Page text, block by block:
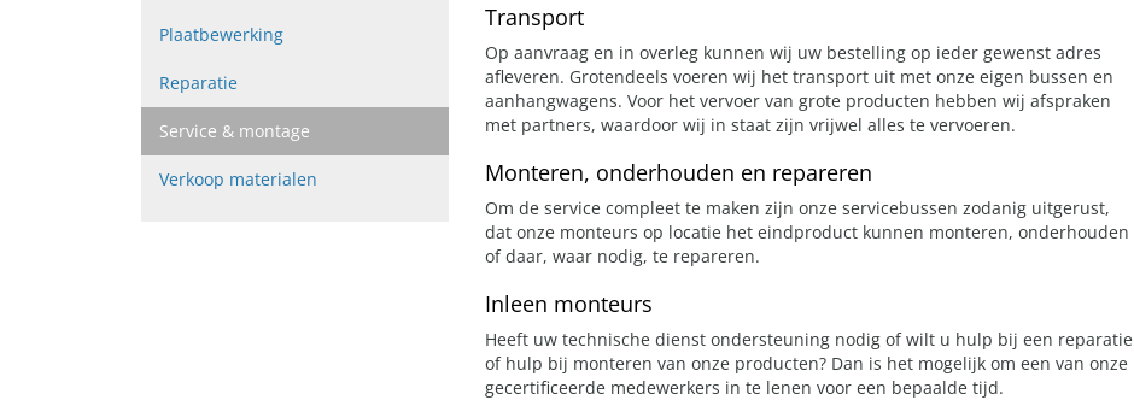
Plaatbewerking
Reparatie
Service & montage
Verkoop materialen
Transport
Op aanvraag en in overleg kunnen wij uw bestelling op ieder gewenst adres
afleveren. Grotendeels voeren wij het transport uit met onze eigen bussen en
aanhangwagens. Voor het vervoer van grote producten hebben wij afspraken
met partners, waardoor wij in staat zijn vrijwel alles te vervoeren.
Monteren, onderhouden en repareren
Om de service compleet te maken zijn onze servicebussen zodanig uitgerust,
dat onze monteurs op locatie het eindproduct kunnen monteren, onderhouden
of daar, waar nodig, te repareren.
Inleen monteurs
Heeft uw technische dienst ondersteuning nodig of wilt u hulp bij een reparatie
of hulp bij monteren van onze producten? Dan is het mogelijk om een van onze
gecertificeerde medewerkers in te lenen voor een bepaalde tijd.